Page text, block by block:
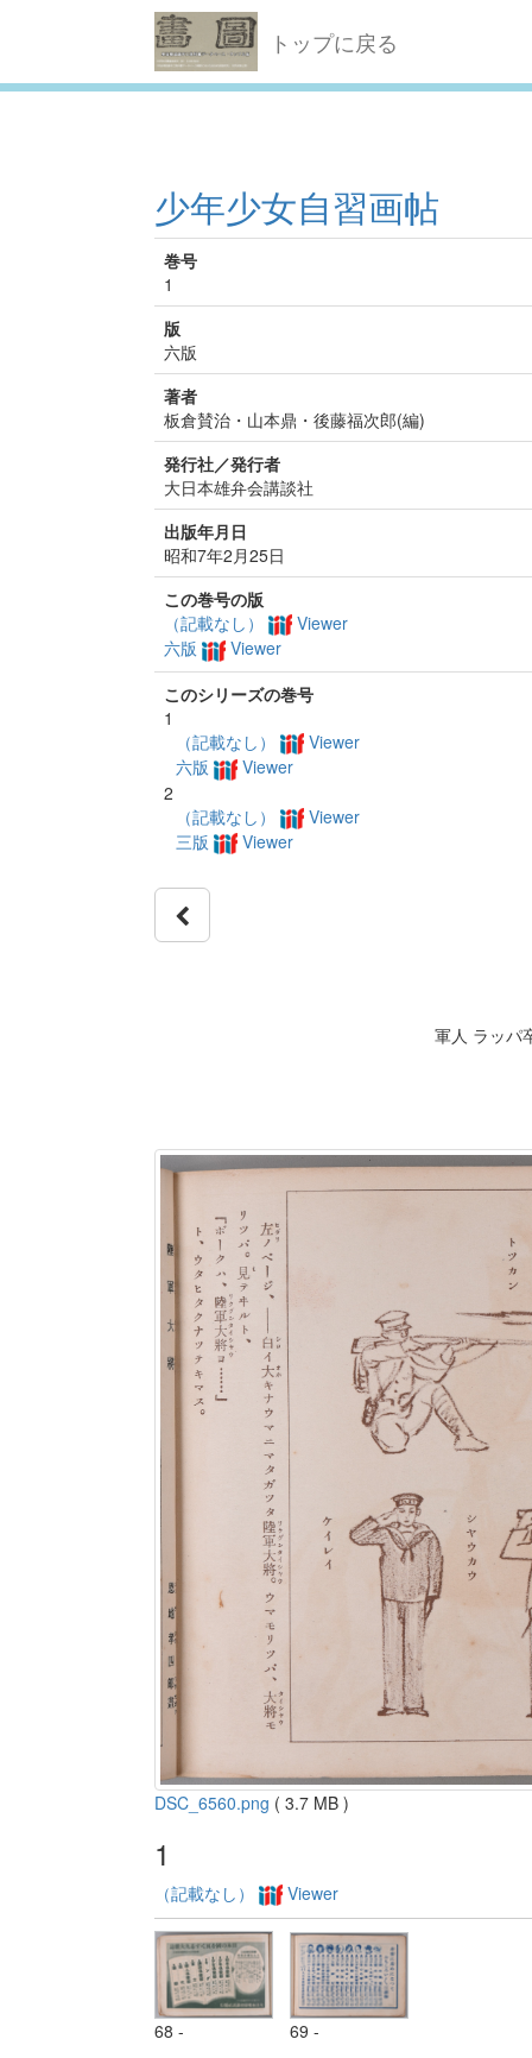
トップに戻る
少年少女自習画帖
巻号
1
版
六版
著者
板倉賛治・山本鼎・後藤福次郎(編)
発行社／発行者
大日本雄弁会講談社
出版年月日
昭和7年2月25日
この巻号の版
（記載なし）
Viewer
六版
Viewer
このシリーズの巻号
1
（記載なし）
Viewer
六版
Viewer
2
（記載なし）
Viewer
三版
Viewer
軍人 ラッパ
DSC_6560.png ( 3.7 MB )
1
（記載なし） Viewer
68 - 69 -